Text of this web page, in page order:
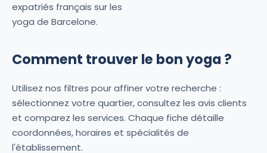
expatriés français sur les
yoga de Barcelone.
Comment trouver le bon yoga ?
Utilisez nos filtres pour affiner votre recherche :
sélectionnez votre quartier, consultez les avis clients
et comparez les services. Chaque fiche détaille
coordonnées, horaires et spécialités de
l'établissement.